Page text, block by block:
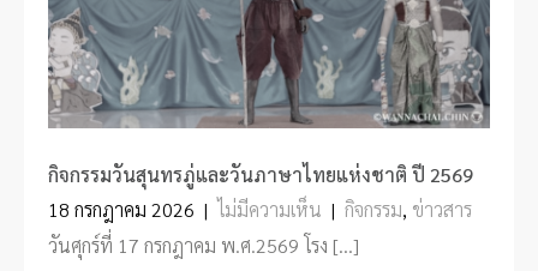
กิจกรรมวันสุนทรภู่และวันภาษาไทยแห่งชาติ ปี 2569
18 กรกฎาคม 2026 |ไม่มีความเห็น | กิจกรรม, ข่าวสาร
วันศุกร์ที่ 17 กรกฎาคม พ.ศ.2569 โรง […]